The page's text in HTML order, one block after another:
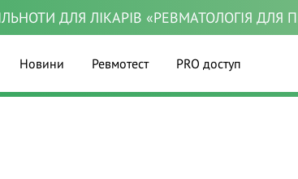
ДЛЯ ЛІКАРІВ «РЕВМАТОЛОГІЯ ДЛЯ
Новини Ревмотест PRO доступ